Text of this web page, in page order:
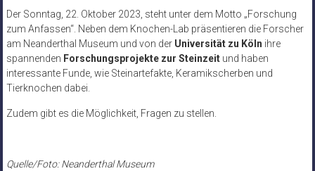
Der Sonntag, 22. Oktober 2023, steht unter dem Motto „Forschung
zum Anfassen“. Neben dem Knochen-Lab präsentieren die Forscher
am Neanderthal Museum und von der Universität zu Köln ihre
spannenden Forschungsprojekte zur Steinzeitund haben
interessante Funde, wie Steinartefakte, Keramikscherben und
Tierknochen dabei.
Zudem gibt es die Möglichkeit, Fragen zu stellen.
Quelle/Foto: Neanderthal Museum